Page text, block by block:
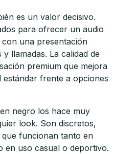
es un valor decisivo.
para ofrecer un audio
una presentación
llamadas. La calidad de
premium que mejora
estándar frente a opciones
negro los hace muy
look. Son discretos,
funcionan tanto en
en uso casual o deportivo.